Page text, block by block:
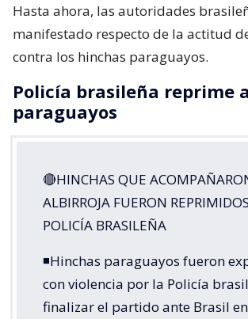
Hasta ahora, las autoridades
manifestado respecto de la actitud
contra los hinchas paraguayos.
Policía brasileña reprime
paraguayos
🔴HINCHAS QUE
ALBIRROJA FUERON
POLICÍA BRASILEÑA
◾Hinchas paraguayos fueron
con violencia por la Policía
finalizar el partido ante Brasil en